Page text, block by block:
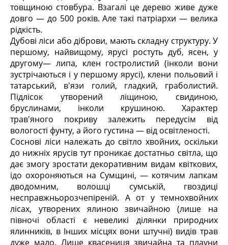
товщиною стовбура. Взагалі це дерево живе дуже
довго — до 500 років. Але такі патріархи — велика
рідкість.
Дубові ліси або діброви, мають складну структуру. У
першому, найвищому, ярусі ростуть дуб, ясен, у
другому— липа, клен гостролистий (інколи вони
зустрічаються і у першому ярусі), клени польовий і
татарський, в'язи голий, гладкий, граболистий.
Підлісок утворений ліщиною, свидиною,
бруслинами, інколи крушиною. Характер
трав'яного покриву залежить передусім від
вологості фунту, а його густина — від освітленості.
Соснові ліси належать до світло хвойних, оскільки
до нижніх ярусів тут проникає достатньо світла, що
дає змогу зростати декоративним видам квіткових,
ідо охороняються на Сумщині, — котячим лапкам
дводомним, волошці сумській, гвоздиці
несправжньорозчепіреній. А от у темнохвойних
лісах, утворених ялиною звичайною (лише на
півночі області є невеликі ділянки природних
ялинників, в Інших місцях вони штучні) видів трав
дуже мало. Лише квасениця звичайна та плауни